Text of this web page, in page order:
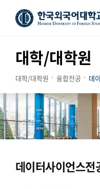
대학/대학원
대학/대학원 융합전공 데
데이터사이언스전